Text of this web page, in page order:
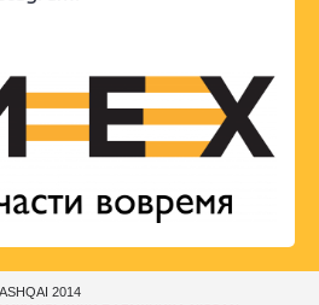
2014